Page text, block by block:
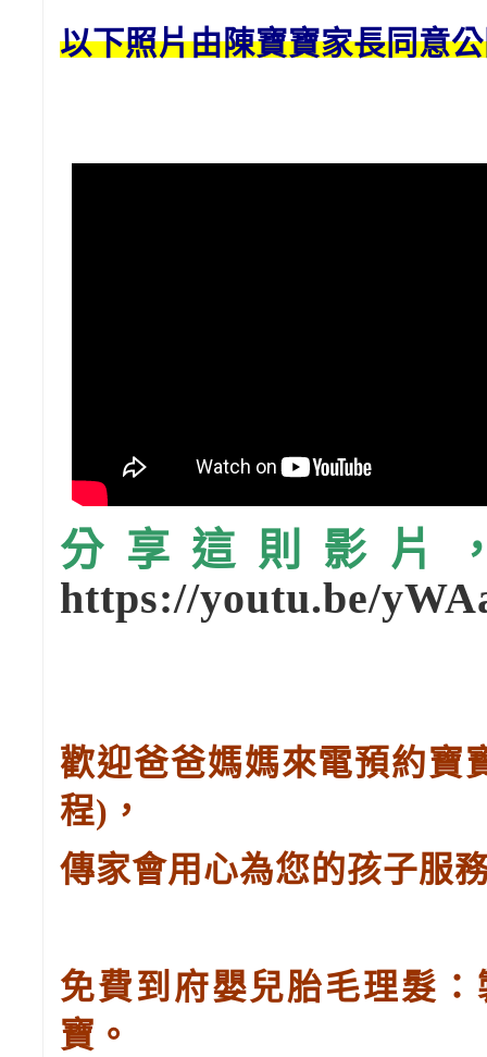
以下照片由陳寶寶家長同意
分享這則影片
https://youtu.be/
歡迎爸爸媽媽來電預約寶
程) ，
傳家會用心為您的孩子服
免費到府嬰兒胎毛理髮
寶。